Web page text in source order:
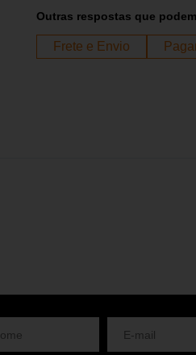
Outras respostas que
Frete e Envio